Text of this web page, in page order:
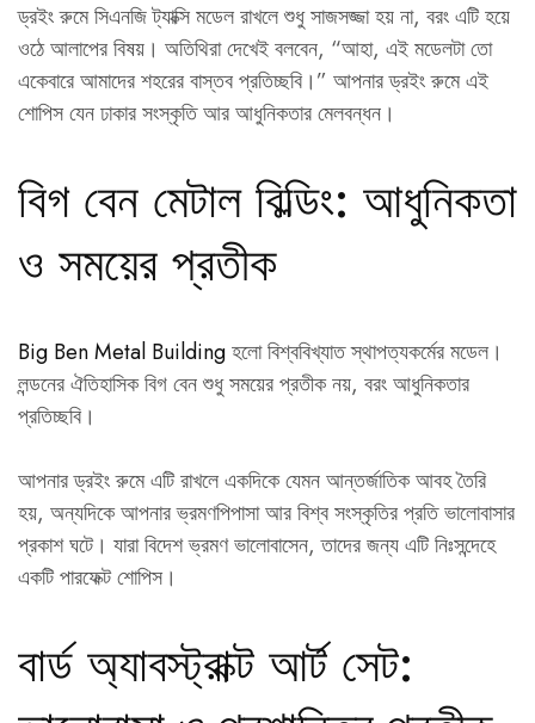
ড্রইং রুমে সিএনজি ট্যাক্সি মডেল রাখলে শুধু সাজসজ্জা হয় না, বরং এটি হয়ে
ওঠে আলাপের বিষয়। অতিথিরা দেখেই বলবেন, “আহা, এই মডেলটা তো
একেবারে আমাদের শহরের বাস্তব প্রতিচ্ছবি।” আপনার ড্রইং রুমে এই
শোপিস যেন ঢাকার সংস্কৃতি আর আধুনিকতার মেলবন্ধন।
বিগ বেন মেটাল বিল্ডিং: আধুনিকতা
ও সময়ের প্রতীক
Big Ben Metal Buildingহলো বিশ্ববিখ্যাত স্থাপত্যকর্মের মডেল।
লন্ডনের ঐতিহাসিক বিগ বেন শুধু সময়ের প্রতীক নয়, বরং আধুনিকতার
প্রতিচ্ছবি।
আপনার ড্রইং রুমে এটি রাখলে একদিকে যেমন আন্তর্জাতিক আবহ তৈরি
হয়, অন্যদিকে আপনার ভ্রমণপিপাসা আর বিশ্ব সংস্কৃতির প্রতি ভালোবাসার
প্রকাশ ঘটে। যারা বিদেশ ভ্রমণ ভালোবাসেন, তাদের জন্য এটি নিঃসন্দেহে
একটি পারফেক্ট শোপিস।
বার্ড অ্যাবস্ট্রাক্ট আর্ট সেট: